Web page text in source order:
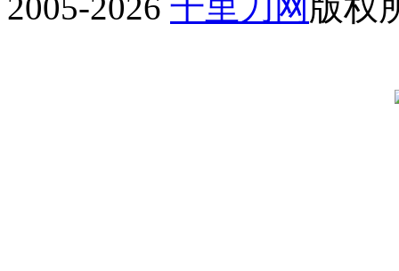
2005-2026 千里刀网 版权